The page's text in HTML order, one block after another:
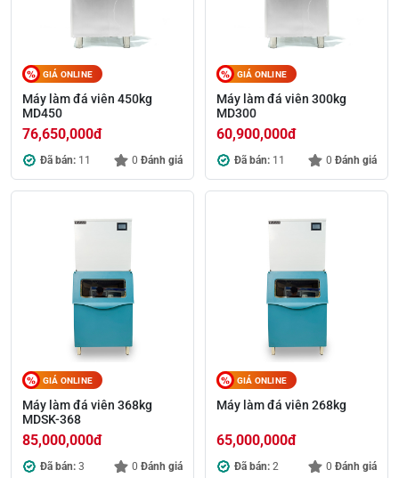
GIÁ ONLINE
Máy làm đá viên 450kg
MD450
76,650,000đ
Đã bán: 11 0 Đánh giá
GIÁ ONLINE
Máy làm đá viên 300kg
MD300
60,900,000đ
Đã bán: 11 0 Đánh giá
GIÁ ONLINE
Máy làm đá viên 368kg
MDSK-368
85,000,000đ
Đã bán: 3 0 Đánh giá
GIÁ ONLINE
Máy làm đá viên 268kg
65,000,000đ
Đã bán: 2 0 Đánh giá